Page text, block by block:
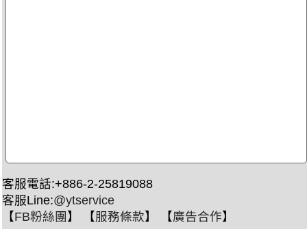
客服電話:+886-2-25819088
客服Line:@ytservice
【FB粉絲團 】 【服務條款】 【廣告合作】